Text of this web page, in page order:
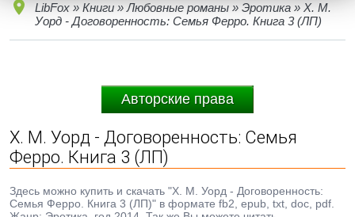
LibFox » Книги » Любовные романы » Эротика » Х. М.
Уорд - Договоренность: Семья Ферро. Книга 3 (ЛП)
Авторские права
Х. М. Уорд - Договоренность: Семья
Ферро. Книга 3 (ЛП)
Здесь можно купить и скачать "Х. М. Уорд - Договоренность:
Семья Ферро. Книга 3 (ЛП)" в формате fb2, epub, txt, doc, pdf.